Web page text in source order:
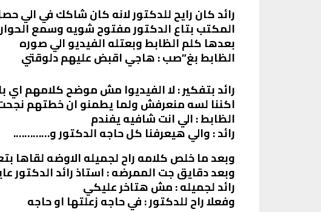
رائد كان رايح للدكتور لانه كان شاكك في
المكتب بتاع الدكتور مفتوح شويه وسمع
بعدها كلم الظابط وبعتله الفيديو الي صوره
الظابط بغ”صب : هاجي اقبض عليهم دلوقتي
رائد بتفكير : لا الفيديوا مش موضح كلامهم
اكننا لسه منعرفش ولما يطمنو ان خطتهم
الظابط : الي انت شافيه يفندم
رائد : والي هيعرفنا كل حاجه الدكتور و………….
وبعد ما خلص كلامه راح لجميله الاوضه لقاها
وبعد دقايق جت الممرضه : استاذ رائد الدكتور
رائد لجميله : مش هتاخر عليكي
وفعلا راح للدكتور : في حاجه زعلتها او حاجه